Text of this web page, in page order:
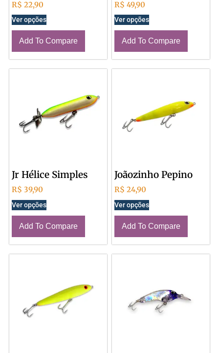
R$ 22,90
Ver opções
Add To Compare
R$ 49,90
Ver opções
Add To Compare
Jr Hélice Simples
R$ 39,90
Ver opções
Add To Compare
Joãozinho Pepino
R$ 24,90
Ver opções
Add To Compare